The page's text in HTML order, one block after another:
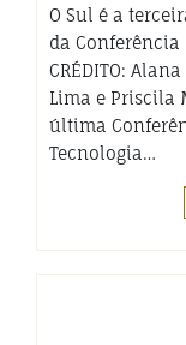
O Sul é a
da Conferência
CRÉDITO:
Lima e Priscila
última
Tecnologia…